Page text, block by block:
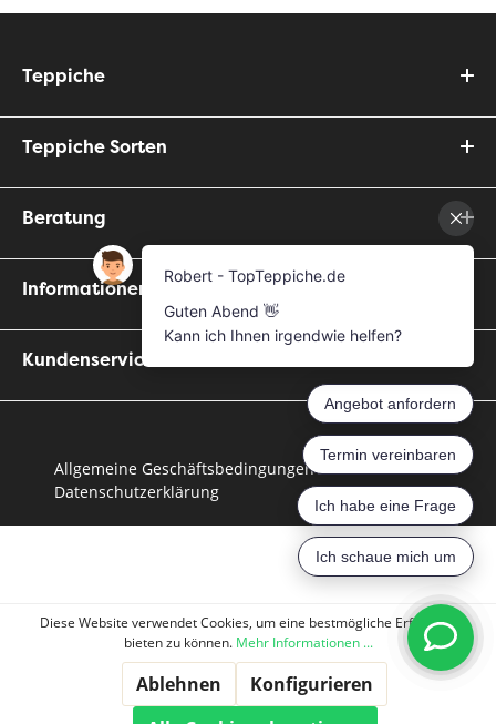
Teppiche
Teppiche Sorten
Beratung
Informationen
Kundenservice
Allgemeine Geschäftsbedingungen
Datenschutzerklärung
Diese Website verwendet Cookies, um eine bestmögliche Erfahrung
bieten zu können. Mehr Informationen ...
Ablehnen
Konfigurieren